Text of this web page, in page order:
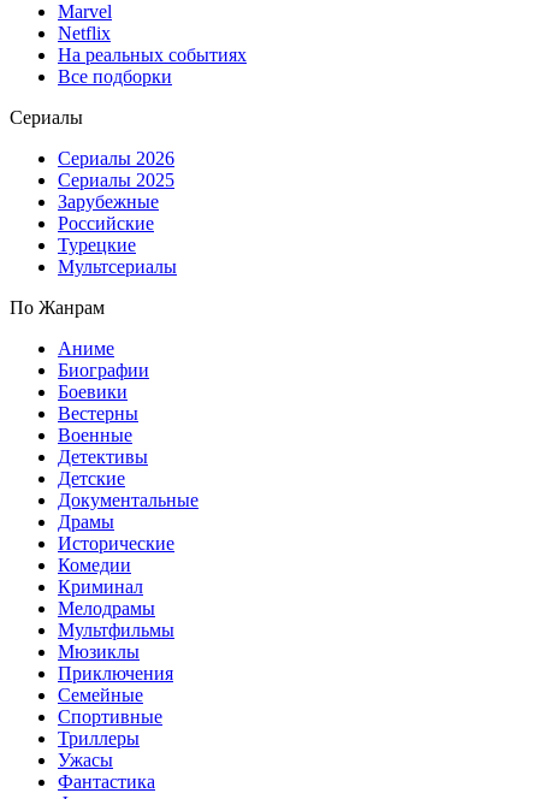
Marvel
Netflix
На реальных событиях
Все подборки
Сериалы
Сериалы 2026
Сериалы 2025
Зарубежные
Российские
Турецкие
Мультсериалы
По Жанрам
Аниме
Биографии
Боевики
Вестерны
Военные
Детективы
Детские
Документальные
Драмы
Исторические
Комедии
Криминал
Мелодрамы
Мультфильмы
Мюзиклы
Приключения
Семейные
Спортивные
Триллеры
Ужасы
Фантастика